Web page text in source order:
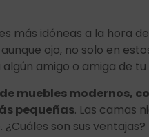
más idóneas a la hora
ojo, no solo en
amigo o amiga de
muebles
pequeñas. Las camas
son sus